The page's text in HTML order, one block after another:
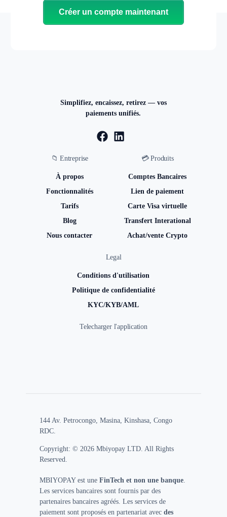
Créer un compte maintenant
Simplifiez, encaissez, retirez — vos
paiements unifiés.
📁 Entreprise
À propos
Fonctionnalités
Tarifs
Blog
Nous contacter
💳 Produits
Comptes Bancaires
Lien de paiement
Carte Visa virtuelle
Transfert Interational
Achat/vente Crypto
Legal
Conditions d'utilisation
Politique de confidentialité
KYC/KYB/AML
Telecharger l'application
144 Av. Petrocongo, Masina, Kinshasa, Congo
RDC.
Copyright: © 2026 Mbiyopay LTD. All Rights
Reserved.
MBIYOPAY est une FinTech et non une banque
Les services bancaires sont fournis par des
partenaires bancaires agréés. Les services de
paiement sont proposés en partenariat avecdes